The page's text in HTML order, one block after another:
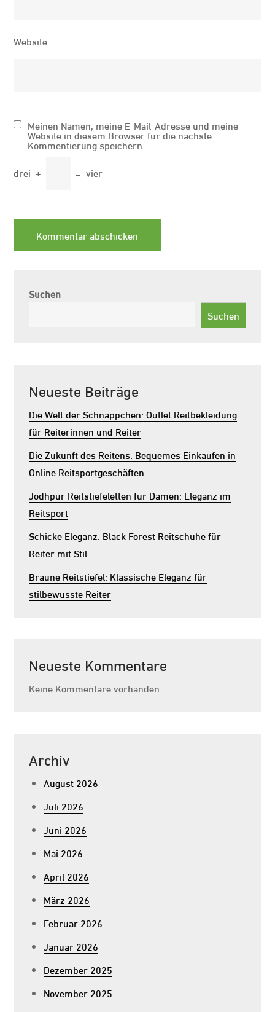
Website
Meinen Namen, meine E-Mail-Adresse und meine
Website in diesem Browser für die nächste
Kommentierung speichern.
drei + = vier
Suchen
Suchen
Neueste Beiträge
Die Welt der Schnäppchen: Outlet Reitbekleidung
für Reiterinnen und Reiter
Die Zukunft des Reitens: Bequemes Einkaufen in
Online Reitsportgeschäften
Jodhpur Reitstiefeletten für Damen: Eleganz im
Reitsport
Schicke Eleganz: Black Forest Reitschuhe für
Reiter mit Stil
Braune Reitstiefel: Klassische Eleganz für
stilbewusste Reiter
Neueste Kommentare
Keine Kommentare vorhanden.
Archiv
August 2026
Juli 2026
Juni 2026
Mai 2026
April 2026
März 2026
Februar 2026
Januar 2026
Dezember 2025
November 2025